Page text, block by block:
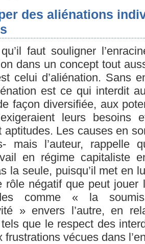
des aliénations
faut souligner
dans un concept tout
celui d’aliénation. Sans
est ce qui interdit
façon diversifiée, aux
leurs besoins
aptitudes. Les causes en
mais l’auteur, rappelle
en régime capitaliste
la seule, puisqu’il met en
rôle négatif que peut jouer
comme « la
» envers l’autre, en
que le respect des
frustrations vécues dans